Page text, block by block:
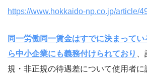
https://www.hokkaido-np.co.jp/article/
同一労働同一賃金はすでに決まって
ら中小企業にも義務付けられており
規・非正規の待遇差について使用者に